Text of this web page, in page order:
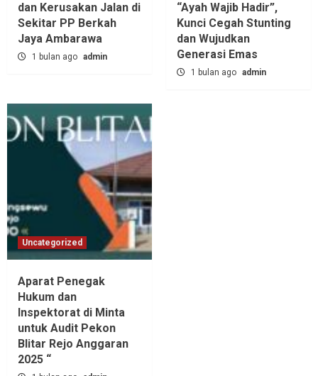
dan Kerusakan Jalan di
Sekitar PP Berkah
Jaya Ambarawa‎
1 bulan ago admin
“Ayah Wajib Hadir”,
Kunci Cegah Stunting
dan Wujudkan
Generasi Emas
1 bulan ago admin
Uncategorized
Aparat Penegak
Hukum dan
Inspektorat di Minta
untuk Audit Pekon
Blitar Rejo Anggaran
2025 “